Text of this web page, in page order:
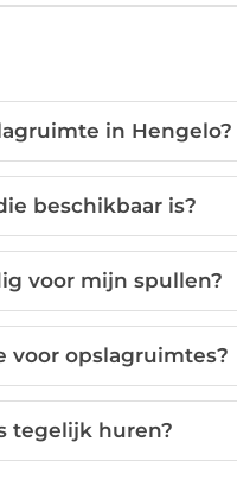
in Hengelo?
beschikbaar is?
voor mijn spullen?
voor opslagruimtes?
tegelijk huren?